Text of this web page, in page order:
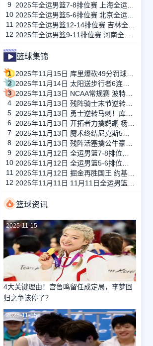
9
10
11
12
篮球集锦
1
2
3
4
5
6
7
8
9
10
11
12
篮球资讯
2025-11-15
4大关键理由！宫鲁鸣留任成定局，李梦回
归之争该停了？
2025-11-15